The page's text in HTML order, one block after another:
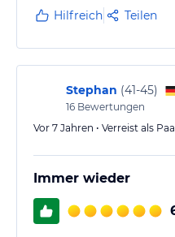
Hilfreich Teilen
Stephan (41-45)
16 Bewertungen
Vor 7 Jahren • Verreist als
Immer wieder